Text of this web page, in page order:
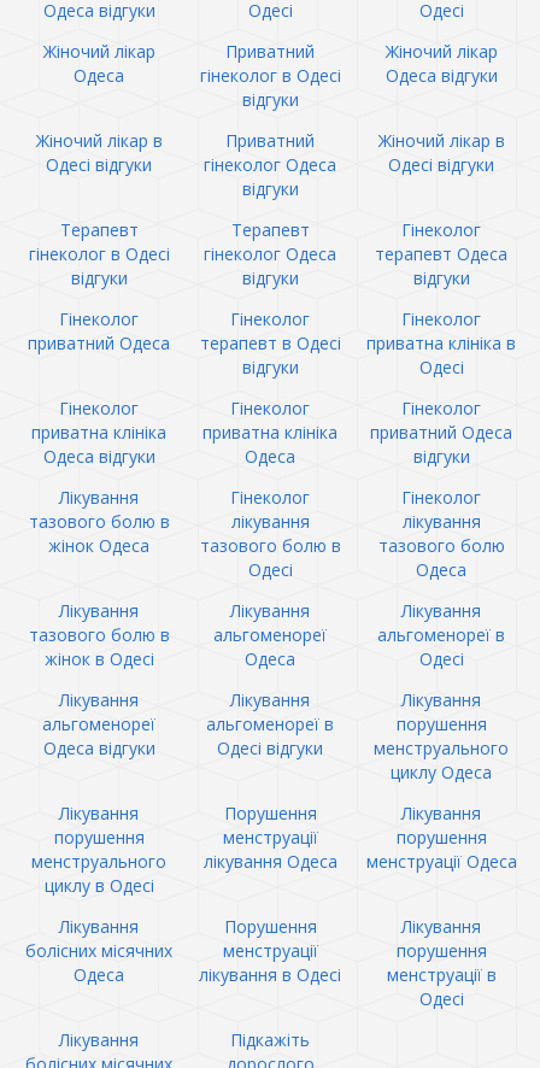
Одеса відгуки Одесі
Одесі
Жіночий лікар
Одеса
Приватний
гінеколог в Одесі
відгуки
Жіночий лікар
Одеса відгуки
Жіночий лікар в
Одесі відгуки
Приватний
гінеколог Одеса
відгуки
Жіночий лікар в
Одесі відгуки
Терапевт
гінеколог в Одесі
відгуки
Терапевт
гінеколог Одеса
відгуки
Гінеколог
терапевт Одеса
відгуки
Гінеколог
приватний Одеса
Гінеколог
терапевт в Одесі
відгуки
Гінеколог
приватна клініка в
Одесі
Гінеколог
приватна клініка
Одеса відгуки
Гінеколог
приватна клініка
Одеса
Гінеколог
приватний Одеса
відгуки
Лікування
тазового болю в
жінок Одеса
Гінеколог
лікування
тазового болю в
Одесі
Гінеколог
лікування
тазового болю
Одеса
Лікування
тазового болю в
жінок в Одесі
Лікування
альгоменореї
Одеса
Лікування
альгоменореї в
Одесі
Лікування
альгоменореї
Одеса відгуки
Лікування
альгоменореї в
Одесі відгуки
Лікування
порушення
менструального
циклу Одеса
Лікування
порушення
менструального
циклу в Одесі
Порушення
менструації
лікування Одеса
Лікування
порушення
менструації Одеса
Лікування
болісних місячних
Одеса
Порушення
менструації
лікування в Одесі
Лікування
порушення
менструації в
Одесі
Лікування
Підкажіть